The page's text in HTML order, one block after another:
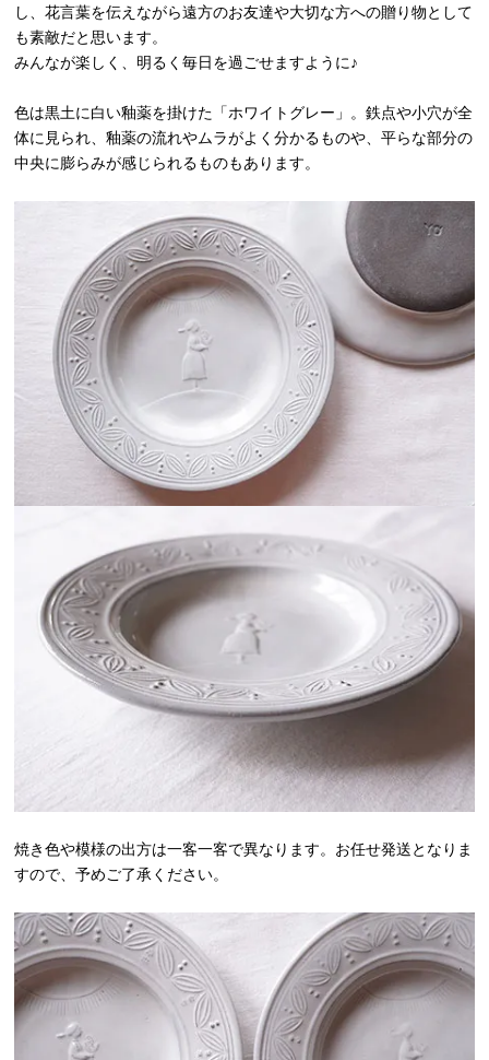
し、花言葉を伝えながら遠方のお友達や大切な方への贈り物として
も素敵だと思います。
みんなが楽しく、明るく毎日を過ごせますように♪
色は黒土に白い釉薬を掛けた「ホワイトグレー」。鉄点や小穴が全
体に見られ、釉薬の流れやムラがよく分かるものや、平らな部分の
中央に膨らみが感じられるものもあります。
焼き色や模様の出方は一客一客で異なります。お任せ発送となりま
すので、予めご了承ください。